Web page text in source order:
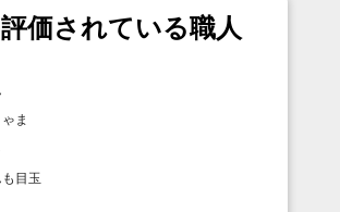
価されている職人
ま
目玉